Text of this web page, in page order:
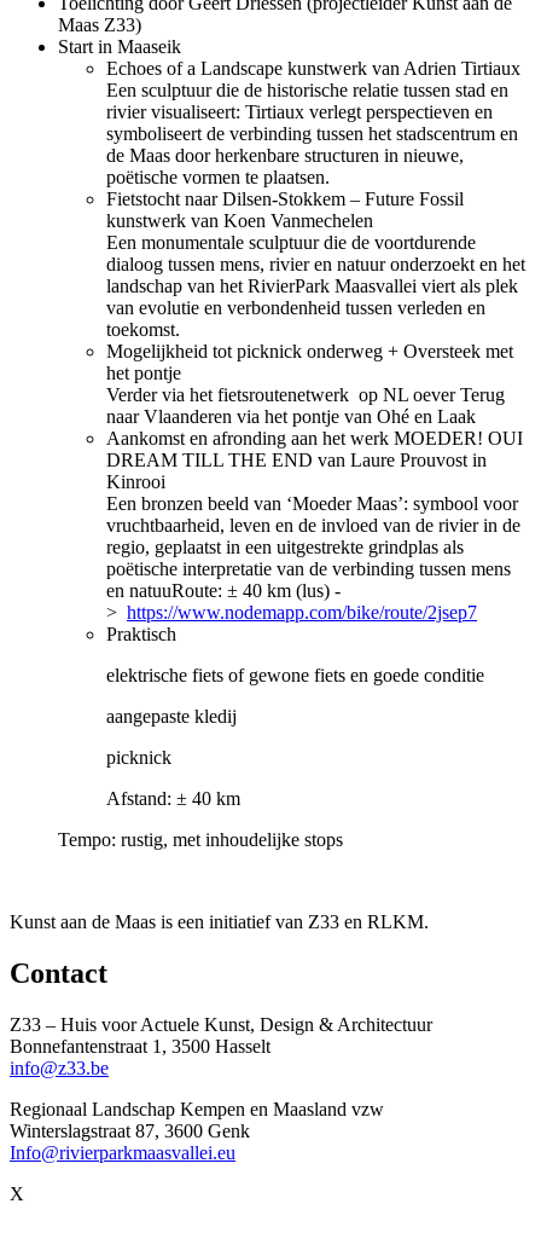
Maas Z33)
Start in Maaseik
Echoes of a Landscape kunstwerk van Adrien Tirtiaux
Een sculptuur die de historische relatie tussen stad en
rivier visualiseert: Tirtiaux verlegt perspectieven en
symboliseert de verbinding tussen het stadscentrum en
de Maas door herkenbare structuren in nieuwe,
poëtische vormen te plaatsen.
Fietstocht naar Dilsen-Stokkem – Future Fossil
kunstwerk van Koen Vanmechelen
Een monumentale sculptuur die de voortdurende
dialoog tussen mens, rivier en natuur onderzoekt en het
landschap van het RivierPark Maasvallei viert als plek
van evolutie en verbondenheid tussen verleden en
toekomst.
Mogelijkheid tot picknick onderweg + Oversteek met
het pontje
Verder via het fietsroutenetwerk op NL oever Terug
naar Vlaanderen via het pontje van Ohé en Laak
Aankomst en afronding aan het werk MOEDER! OUI
DREAM TILL THE END van Laure Prouvost in
Kinrooi
Een bronzen beeld van ‘Moeder Maas’: symbool voor
vruchtbaarheid, leven en de invloed van de rivier in de
regio, geplaatst in een uitgestrekte grindplas als
poëtische interpretatie van de verbinding tussen mens
en natuuRoute: ± 40 km (lus) -
> https://www.nodemapp.com/bike/route/2jsep7
Praktisch
elektrische fiets of gewone fiets en goede conditie
aangepaste kledij
picknick
Afstand: ± 40 km
Tempo: rustig, met inhoudelijke stops
Kunst aan de Maas is een initiatief van Z33 en RLKM.
Contact
Z33 – Huis voor Actuele Kunst, Design & Architectuur
Bonnefantenstraat 1, 3500 Hasselt
info@z33.be
Regionaal Landschap Kempen en Maasland vzw
Winterslagstraat 87, 3600 Genk
Info@rivierparkmaasvallei.eu
X